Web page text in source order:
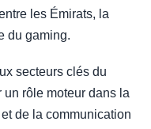
les Émirats, la
du gaming.
secteurs clés du
rôle moteur dans la
de la communication